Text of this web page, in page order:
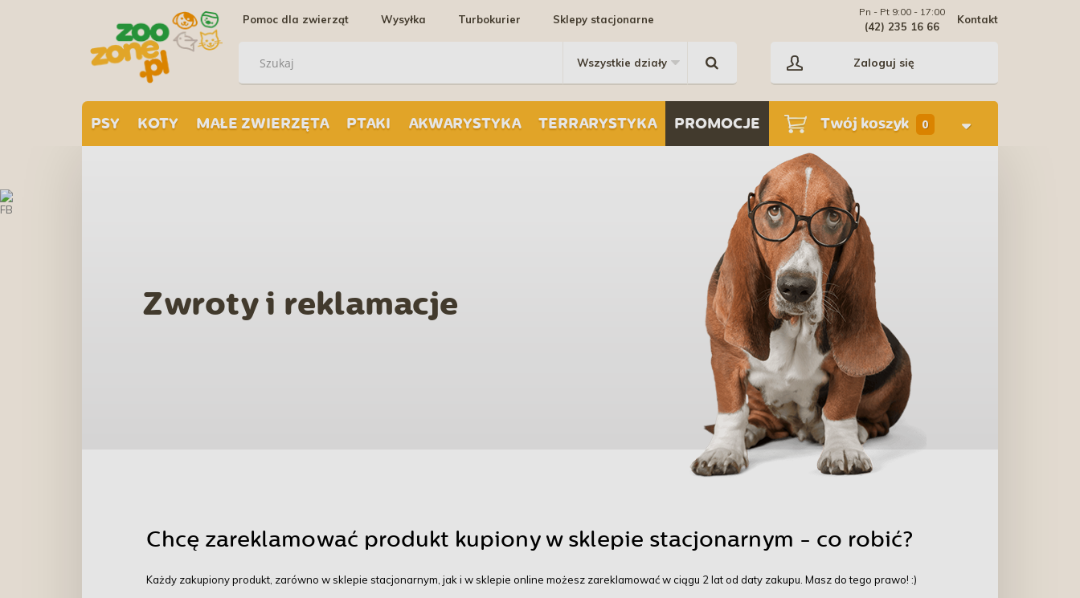
Pomoc dla zwierząt Wysyłka Turbokurier Sklepy stacjonarne Kontakt
Pn - Pt 9:00 - 17:00
(42) 235 16 66
Zaloguj się
PSY KOTY MAŁE ZWIERZĘTA PTAKI AKWARYSTYKA TERRARYSTYKA PROMOCJE Twój koszyk 0
Zwroty i reklamacje
Chcę zareklamować produkt kupiony w sklepie stacjonarnym - co robić?
Każdy zakupiony produkt, zarówno w sklepie stacjonarnym, jak i w sklepie online możesz zareklamować w ciągu 2 lat od daty zakupu. Masz do tego prawo! :)